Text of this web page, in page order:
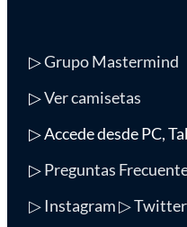
▷Grupo Mastermind
▷Ver camisetas
▷ Accede desde PC,
▷Preguntas
▷ Instagram▷ Twitter